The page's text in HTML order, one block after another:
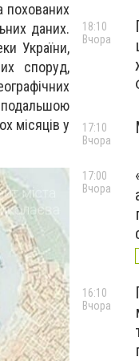
похованих
даних.
України,
споруд,
місяців у
18:10
Вчора
17:10
Вчора
17:00
Вчора
16:10
Вчора